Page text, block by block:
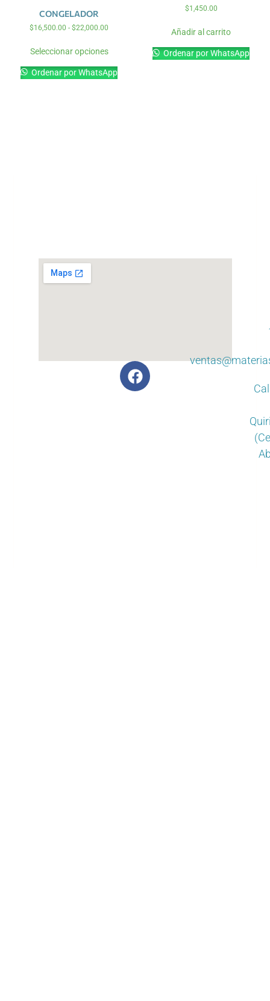
CONGELADOR
$16,500.00 - $22,000.00
Seleccionar opciones
Ordenar por WhatsApp
$1,450.00
Añadir al carrito
Ordenar por WhatsApp